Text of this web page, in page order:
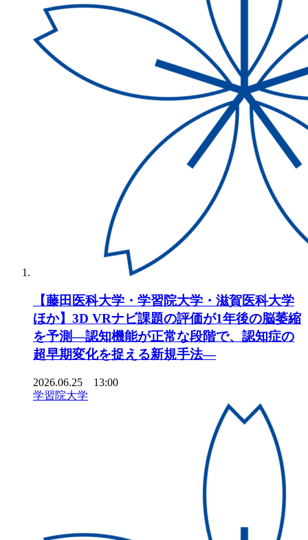
【藤田医科大学・学習院大学・滋賀医科大学
ほか】3D VRナビ課題の評価が1年後の脳萎縮
を予測―認知機能が正常な段階で、認知症の
超早期変化を捉える新規手法―
2026.06.25 13:00
学習院大学